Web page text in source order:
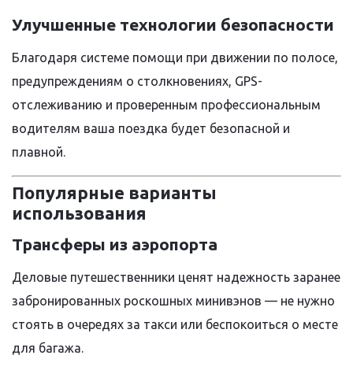
Улучшенные технологии безопасности
Благодаря системе помощи при движении по полосе,
предупреждениям о столкновениях, GPS-
отслеживанию и проверенным профессиональным
водителям ваша поездка будет безопасной и
плавной.
Популярные варианты
использования
Трансферы из аэропорта
Деловые путешественники ценят надежность заранее
забронированных роскошных минивэнов — не нужно
стоять в очередях за такси или беспокоиться о месте
для багажа.